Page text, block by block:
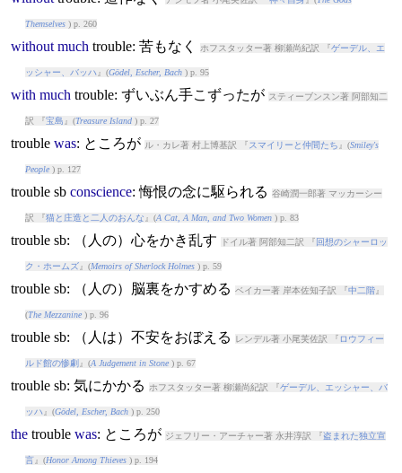
Themselves) p. 260
without much trouble: 苦もなく ホフスタッター著 柳瀬尚紀訳 『ゲーデル、エ
ッシャー、バッハ 』(Gödel, Escher, Bach) p. 95
with much trouble: ずいぶん手こずったが スティーブンスン著 阿部知二
訳 『宝島 』(Treasure Island) p. 27
trouble was: ところが ル・カレ著 村上博基訳 『スマイリーと仲間たち 』(Smiley's
People) p. 127
troublesb conscience: 悔恨の念に駆られる 谷崎潤一郎著 マッカーシー
訳 『猫と庄造と二人のおんな 』(A Cat, A Man, and Two Women) p. 83
troublesb: （人の）心をかき乱す ドイル著 阿部知二訳 『 回想のシャーロッ
ク・ホームズ』(Memoirs of Sherlock Holmes) p. 59
troublesb: （人の）脳裏をかすめる ベイカー著 岸本佐知子訳 『中二階』
(The Mezzanine) p. 96
troublesb: （人は）不安をおぼえる レンデル著 小尾芙佐訳 『 ロウフィー
ルド館の惨劇 』(A Judgement in Stone) p. 67
troublesb: 気にかかる ホフスタッター著 柳瀬尚紀訳 『ゲーデル、エッシャー、バ
ッハ 』(Gödel, Escher, Bach) p. 250
the trouble was: ところが ジェフリー・アーチャー著 永井淳訳 『盗まれた独立宣
言』(Honor Among Thieves) p. 194